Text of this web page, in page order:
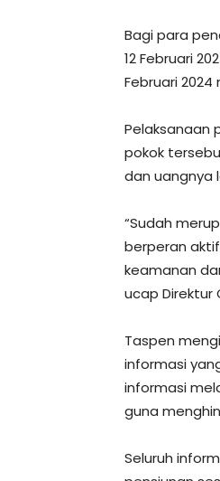
Bagi para
12 Februari
Februari
Pelaksanaan
pokok
dan uangnya
“Sudah
berperan
keamanan
ucap Direktur
Taspen
informasi
informasi
guna
Seluruh